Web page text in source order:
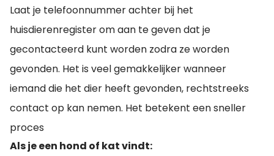
Laat je telefoonnummer achter bij het
huisdierenregister om aan te geven dat je
gecontacteerd kunt worden zodra ze worden
gevonden. Het is veel gemakkelijker wanneer
iemand die het dier heeft gevonden, rechtstreeks
contact op kan nemen. Het betekent een sneller
proces
Als je een hond of kat vindt: